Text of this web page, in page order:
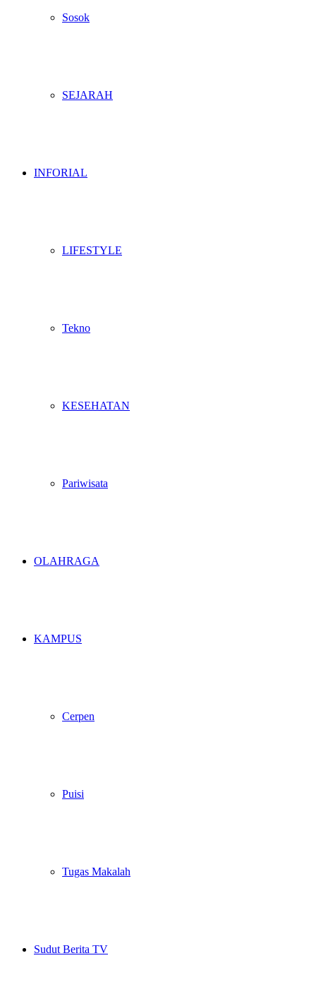
Sosok
SEJARAH
INFORIAL
LIFESTYLE
Tekno
KESEHATAN
Pariwisata
OLAHRAGA
KAMPUS
Cerpen
Puisi
Tugas Makalah
Sudut Berita TV